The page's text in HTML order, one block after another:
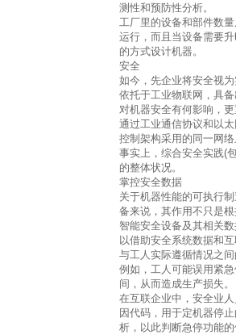
测性和预防性分析。
工厂里的设备和部件数
运行，而且当设备需要
的方式设计机器。
安全
如今，先企业将安全视
依托于工业物联网，具
对机器安全有何影响，
通过工业通信协议和以
控制架构采用的同一网
事实上，综合安全实践(
的整体状况。
掌控安全数据
关于机器性能的可执行
备来说，其作用不只是
智能安全设备及其相关
以借助安全系统数据和
与工人实际遵循情况之
例如，工人可能误用紧
间，从而造成生产损失。
在互联企业中，安全业
因代码，用于定机器停
析，以此判断急停功能